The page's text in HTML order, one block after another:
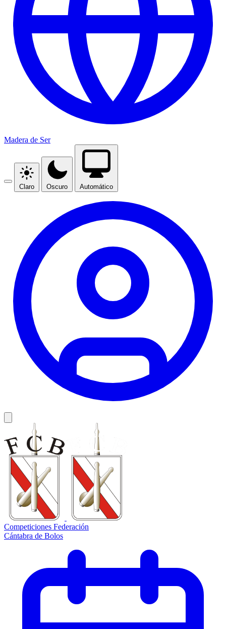
Madera de Ser
Claro Oscuro Automático
Competiciones Federación
Cántabra de Bolos